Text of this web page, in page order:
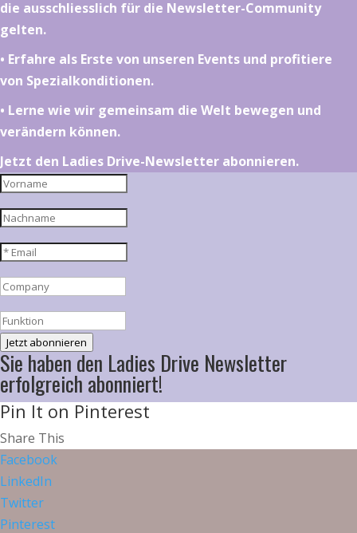
die ausschliesslich für die Newsletter-Community
gelten.
•⁠ ⁠⁠Erfahre als Erste von unseren Events und profitiere
von Spezialkonditionen.
•⁠ ⁠⁠Lerne wie wir gemeinsam die Welt bewegen und
verändern können.
Jetzt den Ladies Drive-Newsletter abonnieren.
Jetzt abonnieren
Sie haben den Ladies Drive Newsletter
erfolgreich abonniert!
Pin It on Pinterest
Share This
Facebook
LinkedIn
Twitter
Pinterest